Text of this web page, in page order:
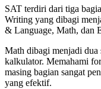
SAT terdiri dari tiga
Writing yang dibagi
& Language, Math, dan
Math dibagi menjadi dua
kalkulator. Memahami
masing bagian sangat
yang efektif.